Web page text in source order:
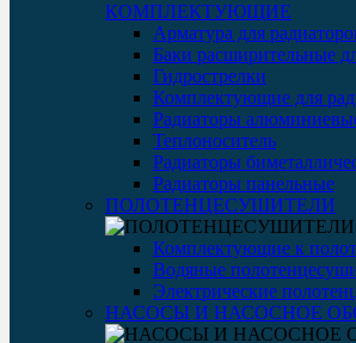
КОМПЛЕКТУЮЩИЕ
Арматура для
Баки расширительные
Гидрострелки
Комплектующие для
Радиаторы
Теплоноситель
Радиаторы
Радиаторы панельные
ПОЛОТЕНЦЕСУШИТЕЛИ
Комплектующие к
Водяные
Электрические
НАСОСЫ И НАСОСНОЕ